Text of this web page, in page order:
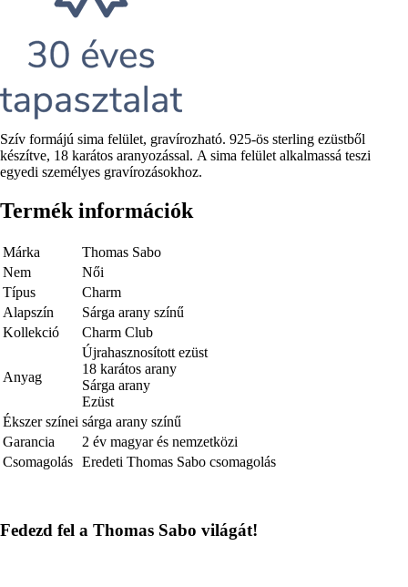
Rövid
leírás
Szív formájú sima felület, gravírozható. 925-ös sterling ezüstből
készítve, 18 karátos aranyozással. A sima felület alkalmassá teszi
egyedi személyes gravírozásokhoz.
Termék információk
Márka
Thomas Sabo
Nem
Női
Típus
Charm
Alapszín
Sárga arany színű
Kollekció
Charm Club
Anyag
Újrahasznosított ezüst
18 karátos arany
Sárga arany
Ezüst
Ékszer színei sárga arany színű
Garancia
2 év magyar és nemzetközi
Csomagolás Eredeti Thomas Sabo csomagolás
Fedezd fel a Thomas Sabo világát!